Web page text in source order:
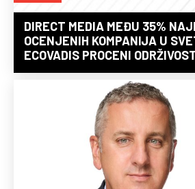
DIRECT MEDIA MEĐU 35%
OCENJENIH KOMPANIJA U
ECOVADIS PROCENI